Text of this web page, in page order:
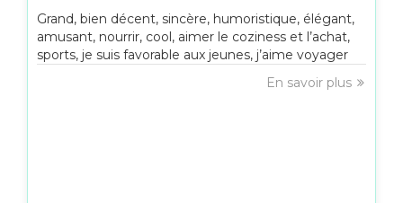
Grand, bien décent, sincère, humoristique, élégant,
amusant, nourrir, cool, aimer le coziness et l’achat,
sports, je suis favorable aux jeunes, j’aime voyager
En savoir plus